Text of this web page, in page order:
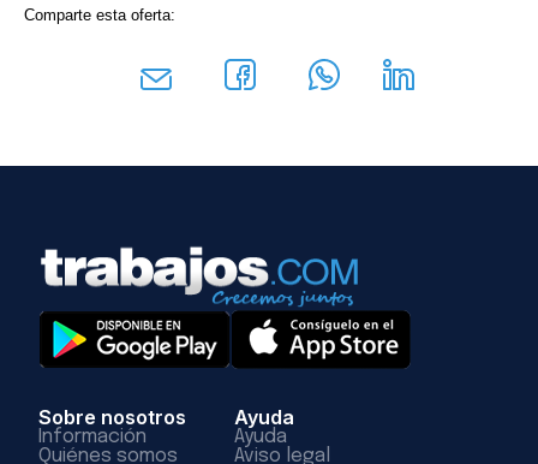
Comparte esta oferta:
Sobre nosotros
Información
Quiénes somos
Ayuda
Ayuda
Aviso legal